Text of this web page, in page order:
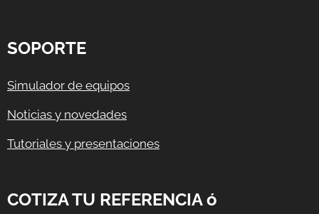
SOPORTE
Simulador de equipos
Noticias y novedades
Tutoriales y presentaciones
COTIZA TU REFERENCIA ó